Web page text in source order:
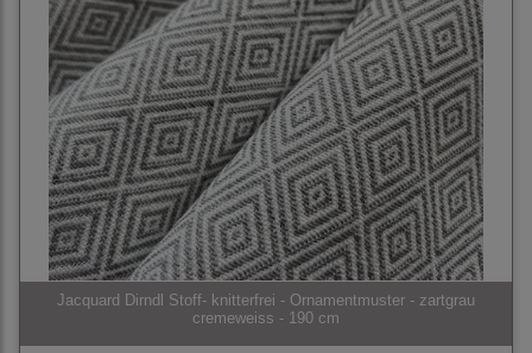
Jacquard Dirndl Stoff- knitterfrei - Ornamentmuster - zartgrau
cremeweiss - 190 cm